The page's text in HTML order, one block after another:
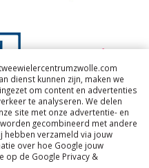
dienst kunnen zijn, maken we
om content en advertenties
te analyseren. We delen
site met onze advertentie- en
gecombineerd met andere
hebben verzameld via jouw
over hoe Google jouw
op de Google Privacy &